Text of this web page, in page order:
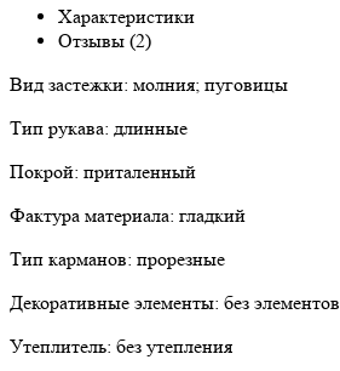
Характеристики
Отзывы (2)
Вид застежки: молния; пуговицы
Тип рукава: длинные
Покрой: приталенный
Фактура материала: гладкий
Тип карманов: прорезные
Декоративные элементы: без элементов
Утеплитель: без утепления